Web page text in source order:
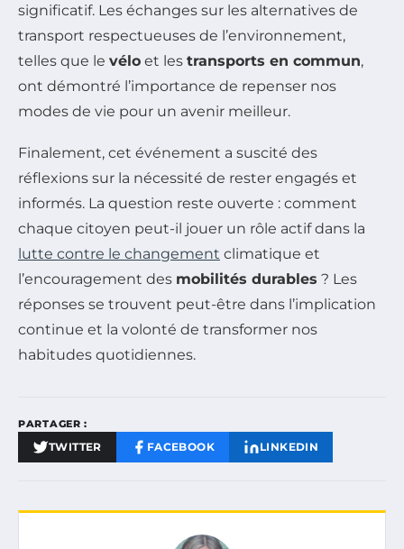
significatif. Les échanges sur les alternatives de
transport respectueuses de l’environnement,
telles que le vélo et les transports en commun,
ont démontré l’importance de repenser nos
modes de vie pour un avenir meilleur.
Finalement, cet événement a suscité des
réflexions sur la nécessité de rester engagés et
informés. La question reste ouverte : comment
chaque citoyen peut-il jouer un rôle actif dans la
lutte contre le changement climatique et
l’encouragement des mobilités durables ? Les
réponses se trouvent peut-être dans l’implication
continue et la volonté de transformer nos
habitudes quotidiennes.
PARTAGER :
TWITTER FACEBOOK LINKEDIN